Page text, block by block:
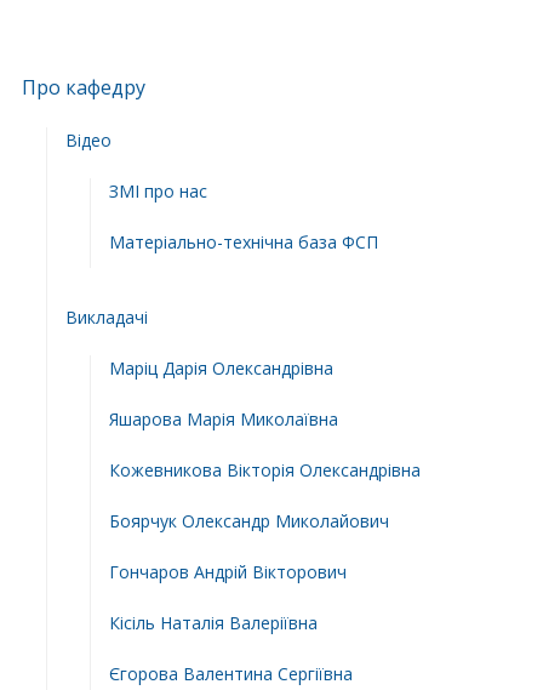
Про кафедру
Відео
ЗМІ про нас
Матеріально-технічна база ФСП
Викладачі
Маріц Дарія Олександрівна
Яшарова Марія Миколаївна
Кожевникова Вікторія Олександрівна
Боярчук Олександр Миколайович
Гончаров Андрій Вікторович
Кісіль Наталія Валеріївна
Єгорова Валентина Сергіївна